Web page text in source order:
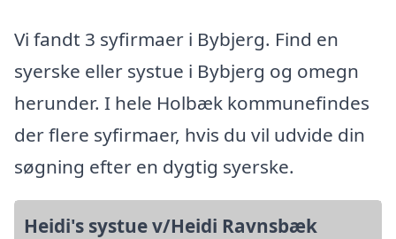
Vi fandt 3 syfirmaer i Bybjerg. Find en
syerske eller systue i Bybjerg og omegn
herunder. I hele Holbæk kommunefindes
der flere syfirmaer, hvis du vil udvide din
søgning efter en dygtig syerske.
Heidi's systue v/Heidi Ravnsbæk